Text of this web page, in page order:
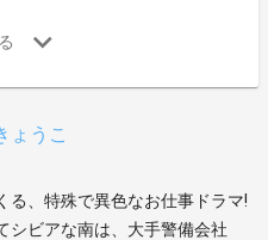
ょうこ
る、特殊で異色なお仕事ドラマ!
シビアな南は、大手警備会社